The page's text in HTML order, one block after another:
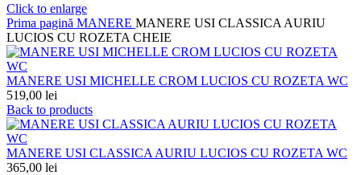
Click to enlarge
Prima pagină MANERE MANERE USI CLASSICA AURIU
LUCIOS CU ROZETA CHEIE
MANERE USI MICHELLE CROM LUCIOS CU ROZETA WC
519,00 lei
Back to products
MANERE USI CLASSICA AURIU LUCIOS CU ROZETA WC
365,00 lei